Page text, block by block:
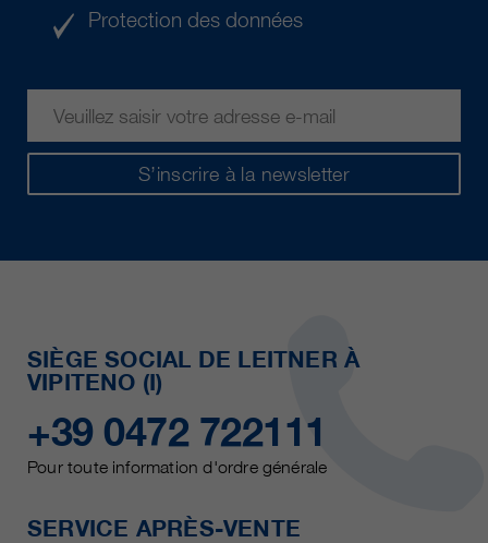
S’inscrire à la newsletter
Protection des données
SIÈGE SOCIAL DE LEITNER À
VIPITENO (I)
+39 0472 722111
Pour toute information d'ordre générale
SERVICE APRÈS-VENTE